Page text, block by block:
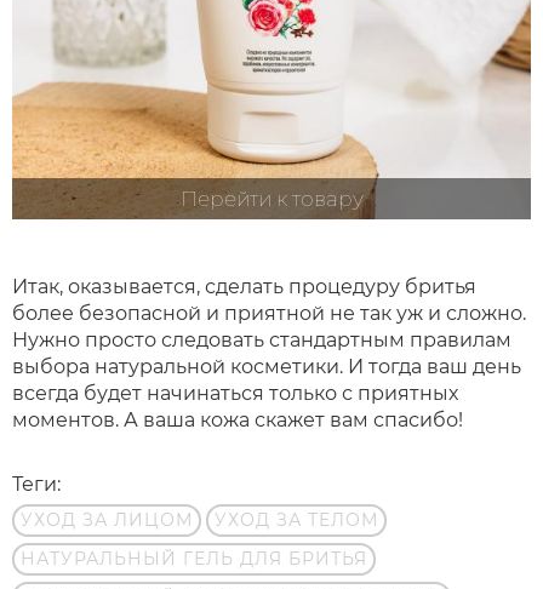
Перейти к товару
Итак, оказывается, сделать процедуру бритья
более безопасной и приятной не так уж и сложно.
Нужно просто следовать стандартным правилам
выбора натуральной косметики. И тогда ваш день
всегда будет начинаться только с приятных
моментов. А ваша кожа скажет вам спасибо!
Теги:
УХОД ЗА ЛИЦОМ
УХОД ЗА ТЕЛОМ
НАТУРАЛЬНЫЙ ГЕЛЬ ДЛЯ БРИТЬЯ